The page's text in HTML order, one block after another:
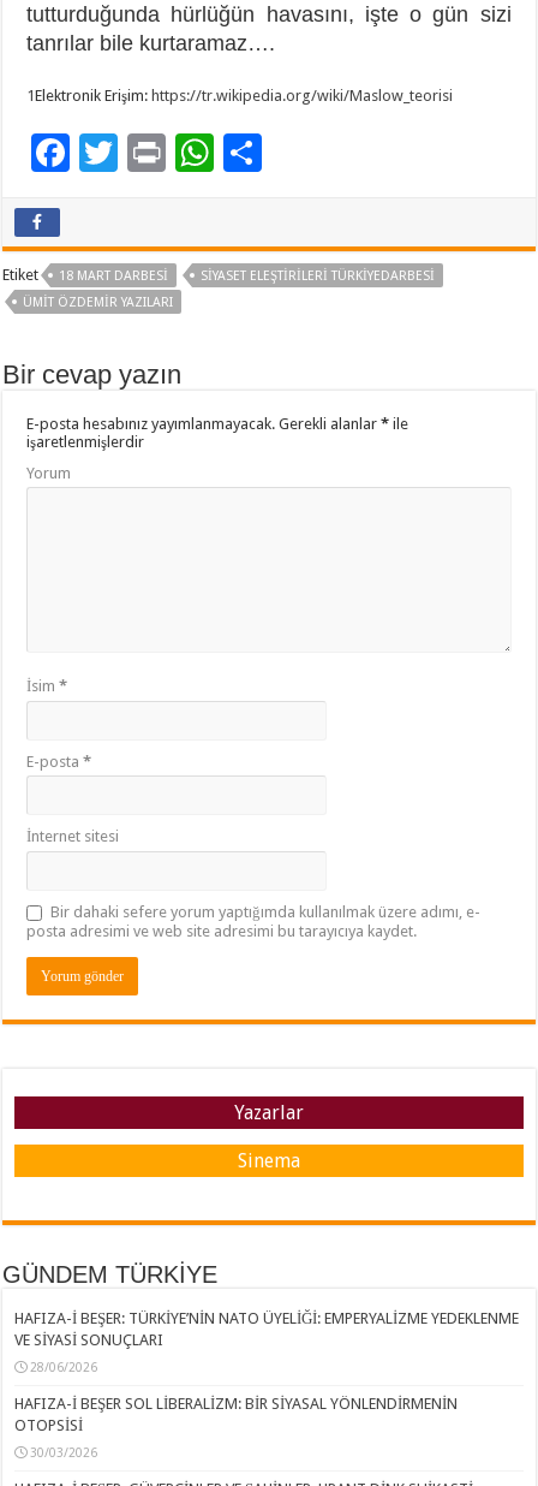
tutturduğunda hürlüğün havasını, işte o gün sizi
tanrılar bile kurtaramaz….
1Elektronik Erişim: https://tr.wikipedia.org/wiki/Maslow_teorisi
F
b
o
k
T
er
Pr W
sA aş
Etiket 18 MART DARBESI
SIYASET ELEŞTIRILERI TÜRKIYEDARBESI
ÜMIT ÖZDEMIR YAZILARI
Bir cevap yazın
E-posta hesabınız yayımlanmayacak. Gerekli alanlar* ile
işaretlenmişlerdir
Yorum
İsim*
E-posta*
İnternet sitesi
Bir dahaki sefere yorum yaptığımda kullanılmak üzere adımı, e-
posta adresimi ve web site adresimi bu tarayıcıya kaydet.
Yazarlar
Sinema
GÜNDEM TÜRKİYE
HAFIZA-İ BEŞER: TÜRKİYE’NİN NATO ÜYELİĞİ: EMPERYALİZME YEDEKLENME
VE SİYASİ SONUÇLARI
28/06/2026
HAFIZA-İ BEŞER SOL LİBERALİZM: BİR SİYASAL YÖNLENDİRMENİN
OTOPSİSİ
30/03/2026